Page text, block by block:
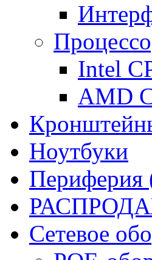
Intel
AMD
Ноутбуки
Периферия
Сетевое